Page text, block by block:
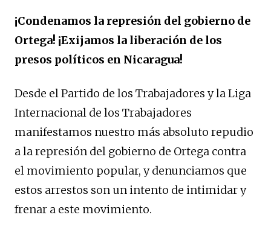
¡Condenamos la represión del gobierno de
Ortega! ¡Exijamos la liberación de los
presos políticos en Nicaragua!
Desde el Partido de los Trabajadores y la Liga
Internacional de los Trabajadores
manifestamos nuestro más absoluto repudio
a la represión del gobierno de Ortega contra
el movimiento popular, y denunciamos que
estos arrestos son un intento de intimidar y
frenar a este movimiento.